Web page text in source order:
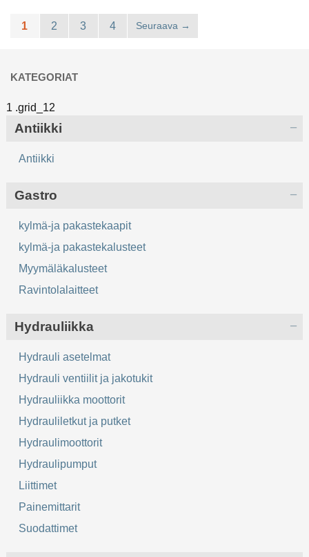
1 2 3 4 Seuraava
KATEGORIAT
Antiikki
Antiikki
Gastro
kylmä-ja pakastekaapit
kylmä-ja pakastekalusteet
Myymäläkalusteet
Ravintolalaitteet
Hydrauliikka
Hydrauli asetelmat
Hydrauli ventiilit ja jakotukit
Hydrauliikka moottorit
Hydrauliletkut ja putket
Hydraulimoottorit
Hydraulipumput
Liittimet
Painemittarit
Suodattimet